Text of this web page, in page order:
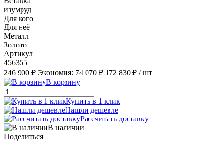
изумруд
Для кого
Для неё
Металл
Золото
Артикул
456355
246 900 ₽ Экономия: 74 070 ₽ 172 830 ₽ / шт
В корзину
Купить в 1 клик
Нашли дешевле
Рассчитать доставку
В наличии
Поделиться